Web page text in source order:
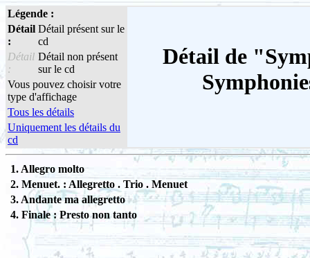
Légende :
Détail de
Détail
:
Détail présent sur le
cd
Détail
:
Détail non présent
sur le cd
Vous pouvez choisir votre
type d'affichage
Tous les détails
Uniquement les détails du
cd
1. Allegro molto
2. Menuet. : Allegretto . Trio . Menuet
3. Andante ma allegretto
4. Finale : Presto non tanto